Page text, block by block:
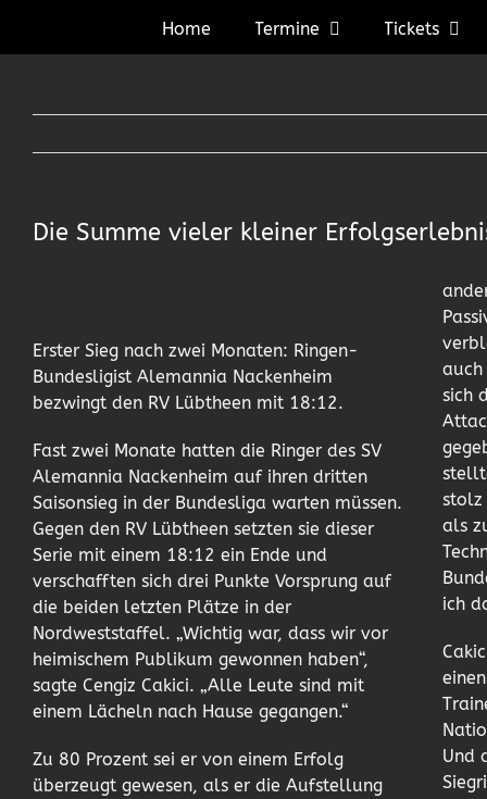
Home Termine Tickets
Die Summe vieler kleiner
Erster Sieg nach zwei Monaten: Ringen-
Bundesligist Alemannia Nackenheim
bezwingt den RV Lübtheen mit 18:12.
Fast zwei Monate hatten die Ringer des SV
Alemannia Nackenheim auf ihren dritten
Saisonsieg in der Bundesliga warten müssen.
Gegen den RV Lübtheen setzten sie dieser
Serie mit einem 18:12 ein Ende und
verschafften sich drei Punkte Vorsprung auf
die beiden letzten Plätze in der
Nordweststaffel. „Wichtig war, dass wir vor
heimischem Publikum gewonnen haben“,
sagte Cengiz Cakici. „Alle Leute sind mit
einem Lächeln nach Hause gegangen.“
Zu 80 Prozent sei er von einem Erfolg
überzeugt gewesen, als er die Aufstellung
sich
stolz
als
ich
Und